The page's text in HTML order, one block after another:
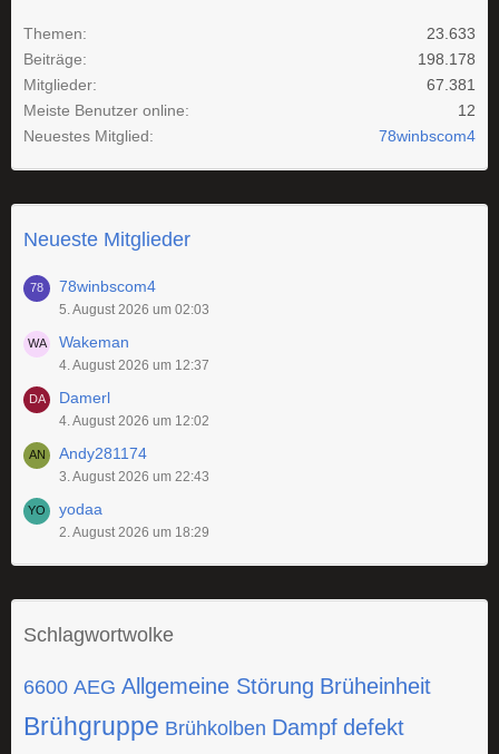
Themen
23.633
Beiträge
198.178
Mitglieder
67.381
Meiste Benutzer online
12
Neuestes Mitglied
78winbscom4
Neueste Mitglieder
78winbscom4
5. August 2026 um 02:03
Wakeman
4. August 2026 um 12:37
Damerl
4. August 2026 um 12:02
Andy281174
3. August 2026 um 22:43
yodaa
2. August 2026 um 18:29
Schlagwortwolke
6600 AEG Allgemeine Störung Brüheinheit
Brühgruppe Brühkolben Dampf defekt